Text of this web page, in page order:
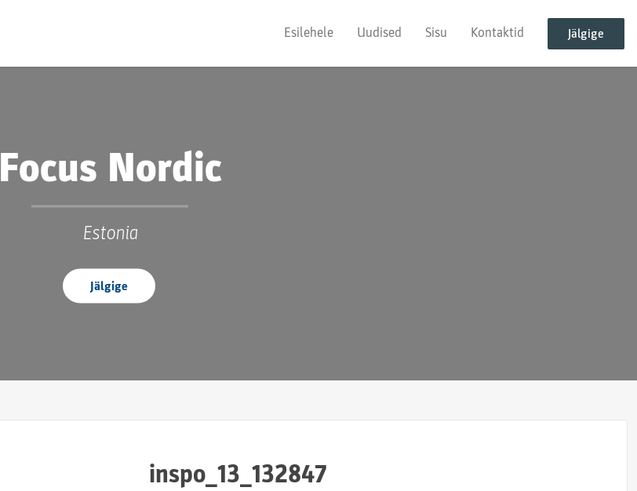
Esilehele Uudised Sisu Kontaktid Jälgige
Focus Nordic
Estonia
Jälgige
inspo_13_132847